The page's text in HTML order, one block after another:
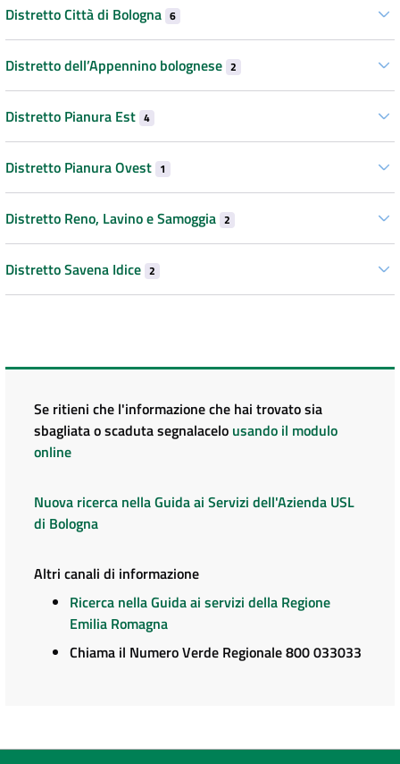
Distretto Città di Bologna 6
Distretto dell’Appennino bolognese 2
Distretto Pianura Est 4
Distretto Pianura Ovest 1
Distretto Reno, Lavino e Samoggia 2
Distretto Savena Idice 2
Se ritieni che l'informazione che hai trovato sia
sbagliata o scaduta segnalacelo usando il modulo
online
Nuova ricerca nella Guida ai Servizi dell'Azienda USL
di Bologna
Altri canali di informazione
Ricerca nella Guida ai servizi della Regione
Emilia Romagna
Chiama il Numero Verde Regionale 800 033033